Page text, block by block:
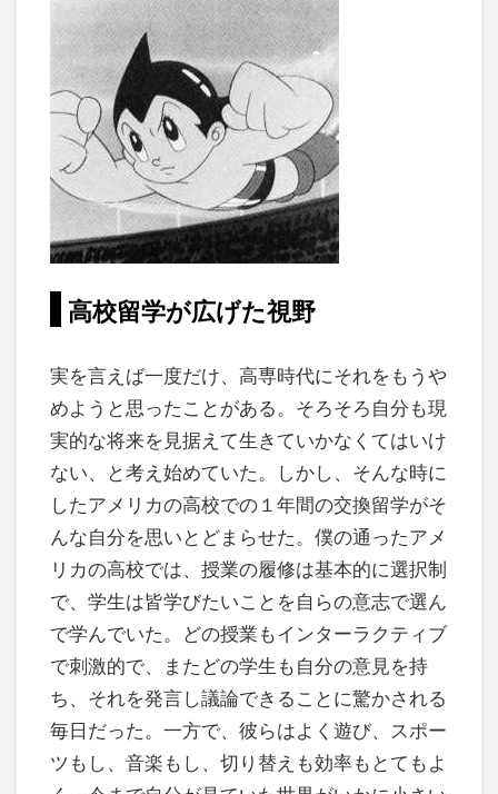
高校留学が広げた視野
実を言えば一度だけ、高専時代にそれをもうや
めようと思ったことがある。そろそろ自分も現
実的な将来を見据えて生きていかなくてはいけ
ない、と考え始めていた。しかし、そんな時に
したアメリカの高校での１年間の交換留学がそ
んな自分を思いとどまらせた。僕の通ったアメ
リカの高校では、授業の履修は基本的に選択制
で、学生は皆学びたいことを自らの意志で選ん
で学んでいた。どの授業もインターラクティブ
で刺激的で、またどの学生も自分の意見を持
ち、それを発言し議論できることに驚かされる
毎日だった。一方で、彼らはよく遊び、スポー
ツもし、音楽もし、切り替えも効率もとてもよ